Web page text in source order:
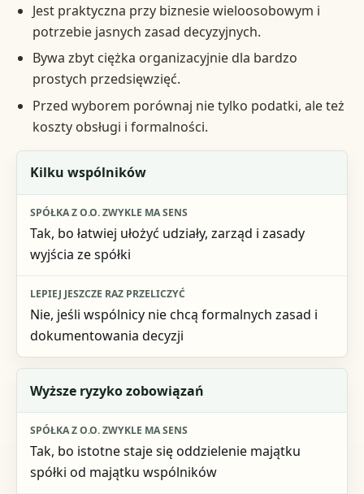
Jest praktyczna przy biznesie wieloosobowym i
potrzebie jasnych zasad decyzyjnych.
Bywa zbyt ciężka organizacyjnie dla bardzo
prostych przedsięwzięć.
Przed wyborem porównaj nie tylko podatki, ale też
koszty obsługi i formalności.
Sytuacja
Spółka z o.o. zwykle ma sens
Lepiej jeszcze raz przeliczyć
Kilku wspólników
Tak, bo łatwiej ułożyć udziały, zarząd i zasady
wyjścia ze spółki
Nie, jeśli wspólnicy nie chcą formalnych zasad i
dokumentowania decyzji
Wyższe ryzyko zobowiązań
Tak, bo istotne staje się oddzielenie majątku
spółki od majątku wspólników